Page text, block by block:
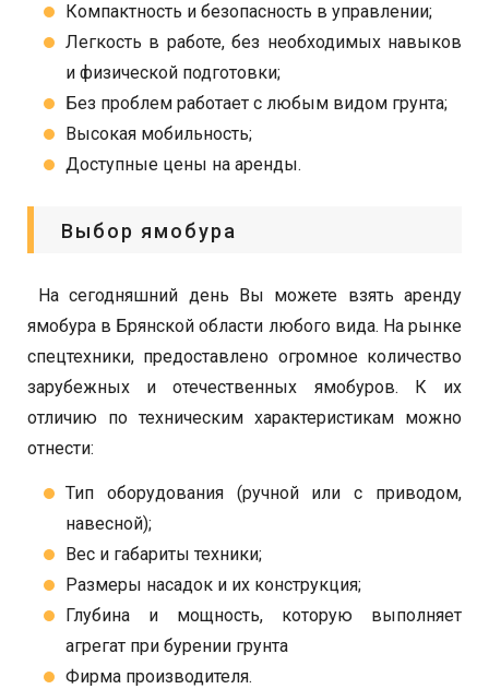
Компактность и безопасность в управлении;
Легкость в работе, без необходимых навыков
и физической подготовки;
Без проблем работает с любым видом грунта;
Высокая мобильность;
Доступные цены на аренды.
Выбор ямобура
На сегодняшний день Вы можете взять аренду
ямобура в Брянской области любого вида. На рынке
спецтехники, предоставлено огромное количество
зарубежных и отечественных ямобуров. К их
отличию по техническим характеристикам можно
отнести:
Тип оборудования (ручной или с приводом,
навесной);
Вес и габариты техники;
Размеры насадок и их конструкция;
Глубина и мощность, которую выполняет
агрегат при бурении грунта
Фирма производителя.